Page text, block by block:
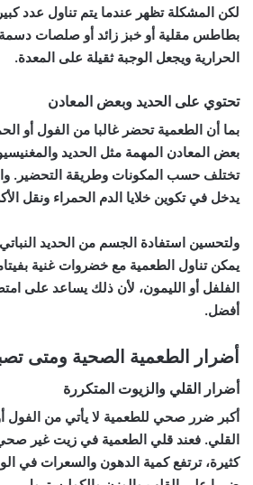
لكن المشكلة تظهر عندما يتم تناول عدد
بطاطس مقلية أو خبز زائد أو صلصات
الحرارية ويجعل الوجبة ثقيلة على المعدة.
تحتوي على الحديد وبعض المعادن
بما أن الطعمية تحضر غالبا من الفول أو
بعض المعادن المهمة مثل الحديد
تختلف حسب المكونات وطريقة التحضير.
يدخل في تكوين خلايا الدم الحمراء ونقل
ولتحسين استفادة الجسم من الحديد
الفلفل أو الليمون، لأن ذلك يساعد على
أفضل.
أضرار الطعمية الصحية ومتى
أضرار القلي والزيوت المتكررة
أكبر ضرر صحي للطعمية لا يأتي من
القلي. فعند قلي الطعمية في زيت غير
كثيرة، ترتفع كمية الدهون والسعرات في